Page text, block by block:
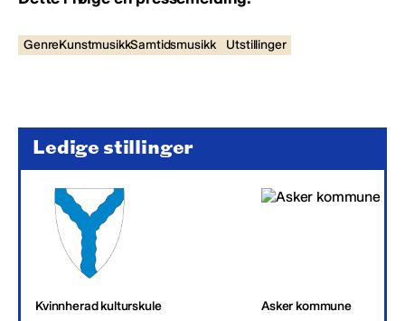
GenreKunstmusikkSamtidsmusikk Utstillinger
Ledige stillinger
Kvinnherad kulturskule Asker kommune